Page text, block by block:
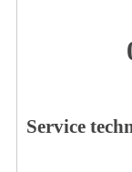
Service